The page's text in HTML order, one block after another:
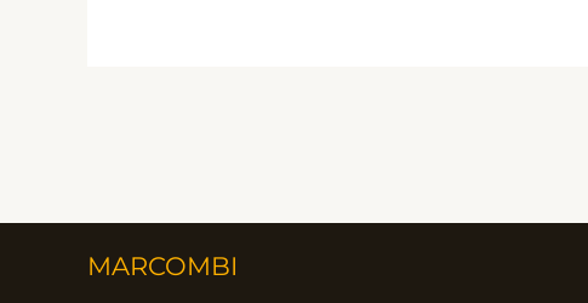
MARCOMBI